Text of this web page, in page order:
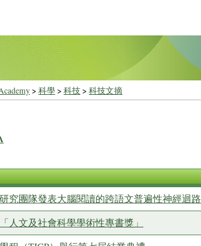
> 科學> 科技> 科技文摘
究團隊發表大腦閱讀的跨語文普遍性神經迴路
人文及社會科學學術性專書獎」